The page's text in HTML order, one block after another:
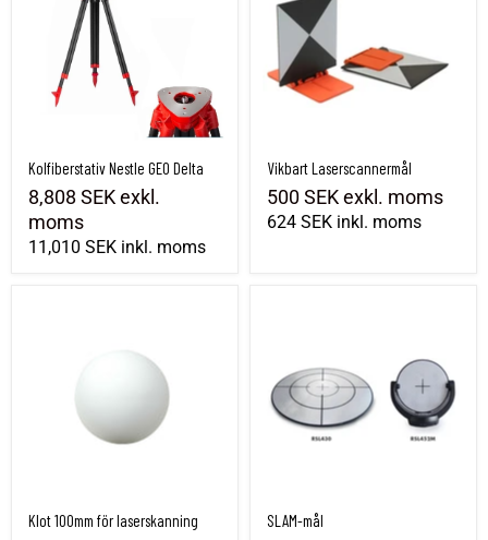
Kolfiberstativ Nestle GEO Delta
8,808 SEKexkl.
moms
11,010 SEK inkl. moms
Vikbart Laserscannermål
500 SEKexkl. moms
624 SEK inkl. moms
Klot 100mm för laserskanning SLAM-mål